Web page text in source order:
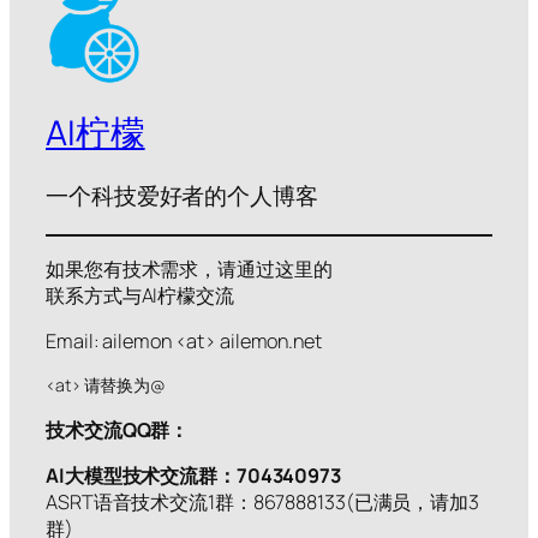
AI柠檬
一个科技爱好者的个人博客
如果您有技术需求，请通过这里的
联系方式与AI柠檬交流
Email: ailemon <at> ailemon.net
<at> 请替换为@
技术交流QQ群：
AI大模型技术交流群：704340973
ASRT语音技术交流1群：867888133(已满员，请加3
群)